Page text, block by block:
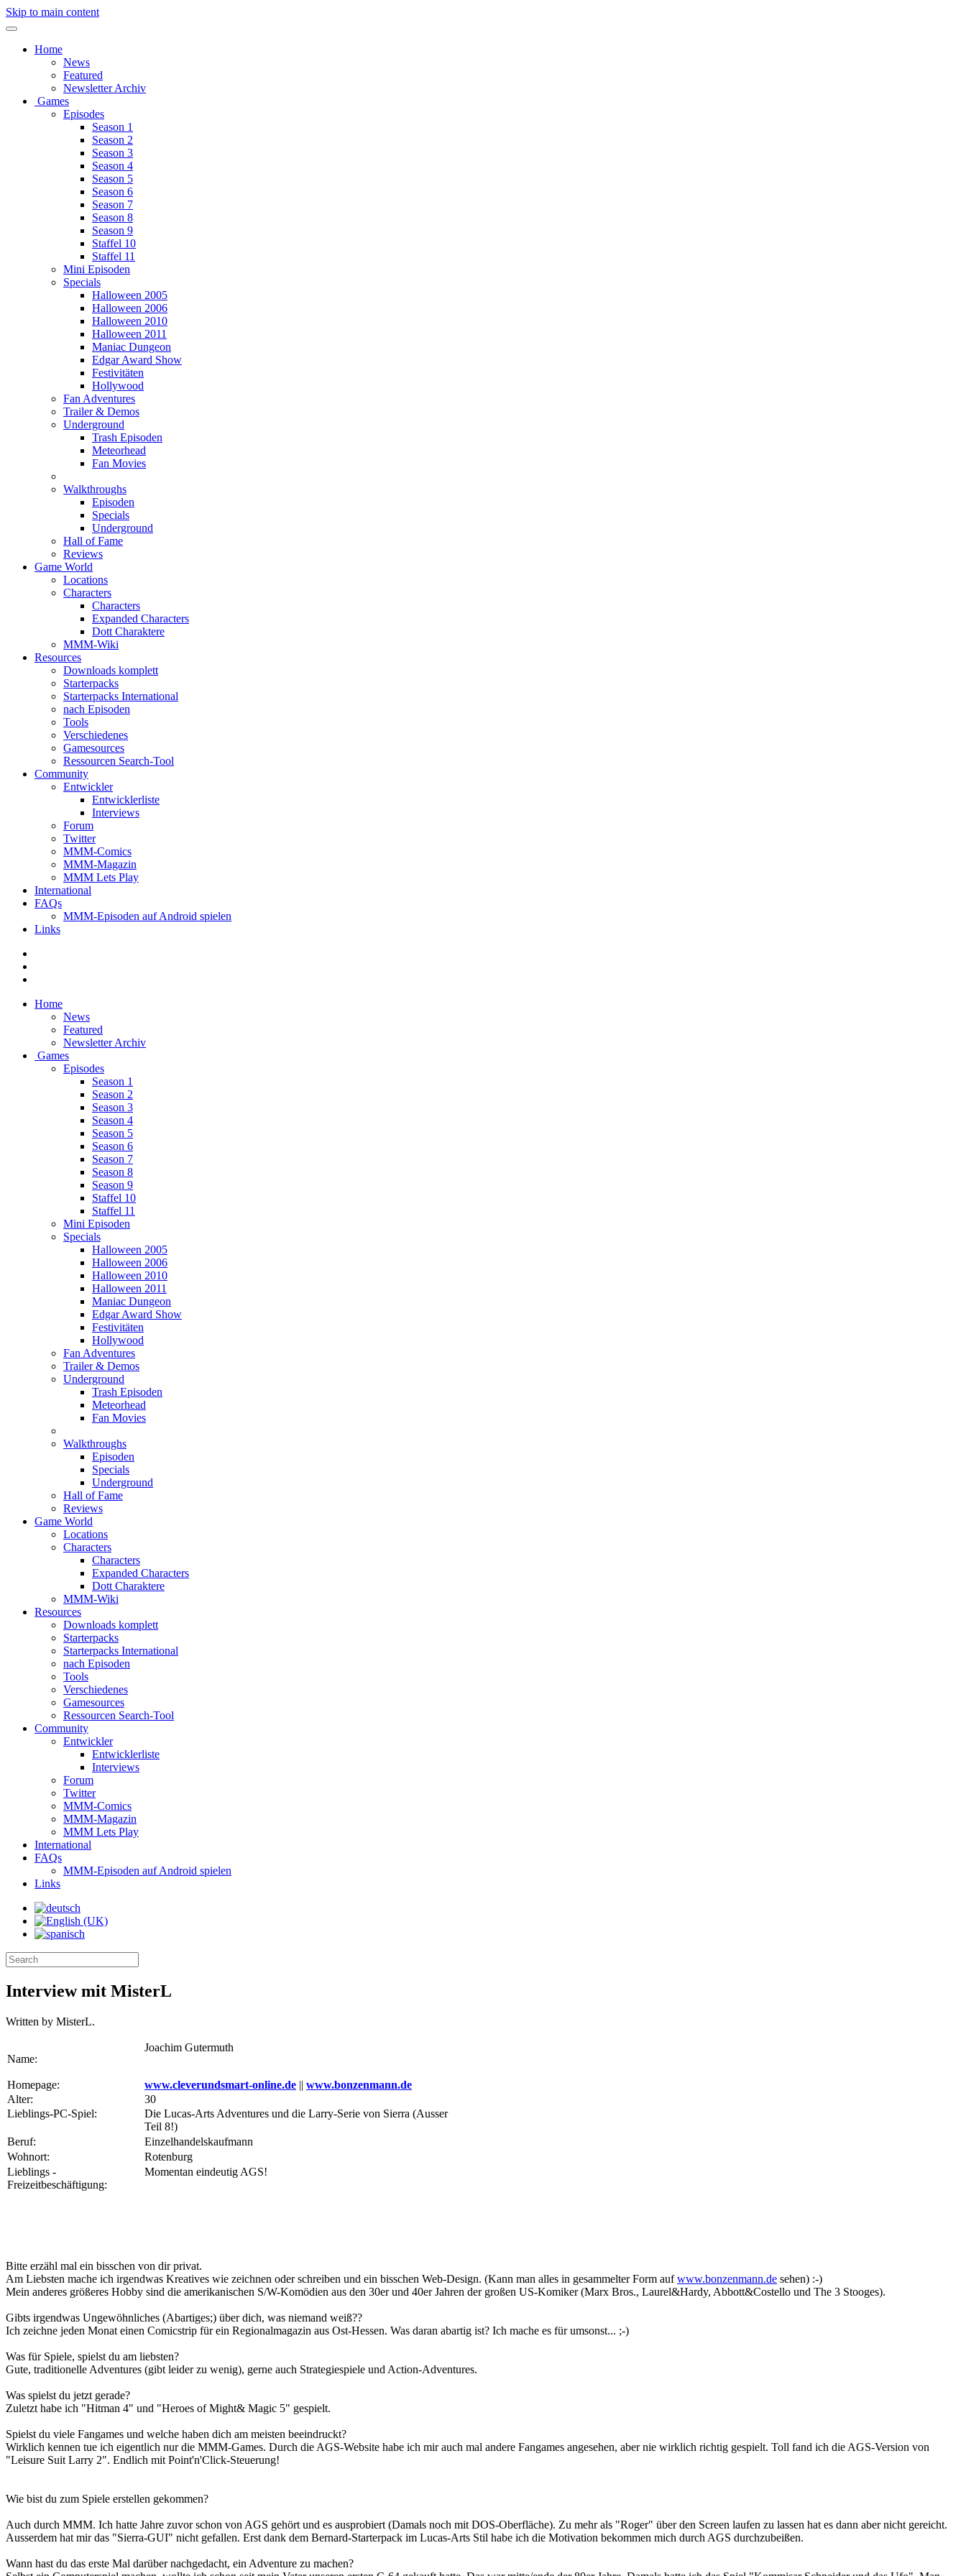
Skip to main content
Home
News
Featured
Newsletter Archiv
Games
Episodes
Season 1
Season 2
Season 3
Season 4
Season 5
Season 6
Season 7
Season 8
Season 9
Staffel 10
Staffel 11
Mini Episoden
Specials
Halloween 2005
Halloween 2006
Halloween 2010
Halloween 2011
Maniac Dungeon
Edgar Award Show
Festivitäten
Hollywood
Fan Adventures
Trailer & Demos
Underground
Trash Episoden
Meteorhead
Fan Movies
Walkthroughs
Episoden
Specials
Underground
Hall of Fame
Reviews
Game World
Locations
Characters
Characters
Expanded Characters
Dott Charaktere
MMM-Wiki
Resources
Downloads komplett
Starterpacks
Starterpacks International
nach Episoden
Tools
Verschiedenes
Gamesources
Ressourcen Search-Tool
Community
Entwickler
Entwicklerliste
Interviews
Forum
Twitter
MMM-Comics
MMM-Magazin
MMM Lets Play
International
FAQs
MMM-Episoden auf Android spielen
Links
Home
News
Featured
Newsletter Archiv
Games
Episodes
Season 1
Season 2
Season 3
Season 4
Season 5
Season 6
Season 7
Season 8
Season 9
Staffel 10
Staffel 11
Mini Episoden
Specials
Halloween 2005
Halloween 2006
Halloween 2010
Halloween 2011
Maniac Dungeon
Edgar Award Show
Festivitäten
Hollywood
Fan Adventures
Trailer & Demos
Underground
Trash Episoden
Meteorhead
Fan Movies
Walkthroughs
Episoden
Specials
Underground
Hall of Fame
Reviews
Game World
Locations
Characters
Characters
Expanded Characters
Dott Charaktere
MMM-Wiki
Resources
Downloads komplett
Starterpacks
Starterpacks International
nach Episoden
Tools
Verschiedenes
Gamesources
Ressourcen Search-Tool
Community
Entwickler
Entwicklerliste
Interviews
Forum
Twitter
MMM-Comics
MMM-Magazin
MMM Lets Play
International
FAQs
MMM-Episoden auf Android spielen
Links
Interview mit MisterL
Written by MisterL.
Name:
Joachim Gutermuth
Homepage: www.cleverundsmart-online.de || www.bonzenmann.de
Alter:
30
Lieblings-PC-Spiel:
Die Lucas-Arts Adventures und die Larry-Serie von Sierra (Ausser
Teil 8!)
Beruf:
Einzelhandelskaufmann
Wohnort:
Rotenburg
Lieblings -
Freizeitbeschäftigung:
Momentan eindeutig AGS!
Bitte erzähl mal ein bisschen von dir privat.
Am Liebsten mache ich irgendwas Kreatives wie zeichnen oder schreiben und ein bisschen Web-Design. (Kann man alles in gesammelter Form aufwww.bonzenmann.de sehen) :-)
Mein anderes größeres Hobby sind die amerikanischen S/W-Komödien aus den 30er und 40er Jahren der großen US-Komiker (Marx Bros., Laurel&Hardy, Abbott&Costello und The 3 Stooges).
Gibts irgendwas Ungewöhnliches (Abartiges;) über dich, was niemand weiß??
Ich zeichne jeden Monat einen Comicstrip für ein Regionalmagazin aus Ost-Hessen. Was daran abartig ist? Ich mache es für umsonst... ;-)
Was für Spiele, spielst du am liebsten?
Gute, traditionelle Adventures (gibt leider zu wenig), gerne auch Strategiespiele und Action-Adventures.
Was spielst du jetzt gerade?
Zuletzt habe ich "Hitman 4" und "Heroes of Might& Magic 5" gespielt.
Spielst du viele Fangames und welche haben dich am meisten beeindruckt?
Wirklich kennen tue ich eigentlich nur die MMM-Games. Durch die AGS-Website habe ich mir auch mal andere Fangames angesehen, aber nie wirklich richtig gespielt. Toll fand ich die AGS-Version von
"Leisure Suit Larry 2". Endlich mit Point'n'Click-Steuerung!
Wie bist du zum Spiele erstellen gekommen?
Auch durch MMM. Ich hatte Jahre zuvor schon von AGS gehört und es ausprobiert (Damals noch mit DOS-Oberfläche). Zu mehr als "Roger" über den Screen laufen zu lassen hat es dann aber nicht gereicht.
Ausserdem hat mir das "Sierra-GUI" nicht gefallen. Erst dank dem Bernard-Starterpack im Lucas-Arts Stil habe ich die Motivation bekommen mich durch AGS durchzubeißen.
Wann hast du das erste Mal darüber nachgedacht, ein Adventure zu machen?